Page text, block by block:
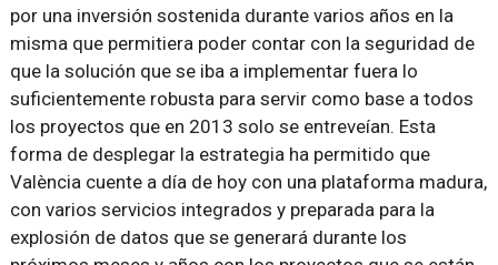
por una inversión sostenida durante varios años en la
misma que permitiera poder contar con la seguridad de
que la solución que se iba a implementar fuera lo
suficientemente robusta para servir como base a todos
los proyectos que en 2013 solo se entreveían. Esta
forma de desplegar la estrategia ha permitido que
València cuente a día de hoy con una plataforma madura,
con varios servicios integrados y preparada para la
explosión de datos que se generará durante los